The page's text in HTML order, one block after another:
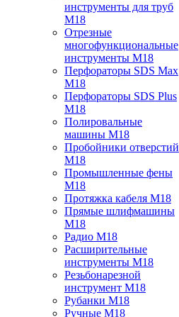
инструменты для труб
M18
Отрезные
многофункциональные
инструменты M18
Перфораторы SDS Max
M18
Перфораторы SDS Plus
M18
Полировальные
машины M18
Пробойники отверстий
M18
Промышленные фены
M18
Протяжка кабеля M18
Прямые шлифмашины
M18
Радио M18
Расширительные
инструменты M18
Резьбонарезной
инструмент M18
Рубанки M18
Ручные M18